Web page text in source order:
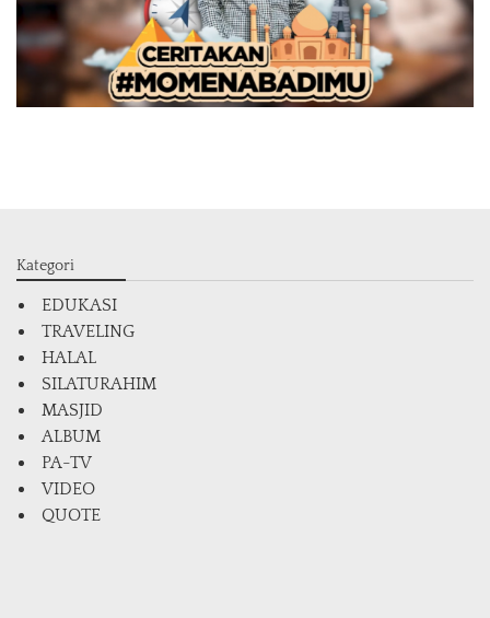
Kategori
EDUKASI
TRAVELING
HALAL
SILATURAHIM
MASJID
ALBUM
PA-TV
VIDEO
QUOTE